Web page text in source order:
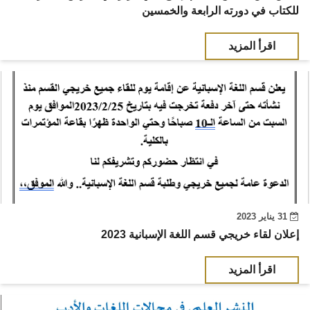
للكتاب في دورته الرابعة والخمسين
اقرأ المزيد
إعلان لقاء خريجي قسم اللغة الإسبانية 2023
اقرأ المزيد